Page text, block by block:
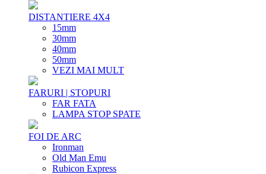
DISTANTIERE 4X4
15mm
30mm
40mm
50mm
VEZI MAI MULT
FARURI | STOPURI
FAR FATA
LAMPA STOP SPATE
FOI DE ARC
Ironman
Old Man Emu
Rubicon Express